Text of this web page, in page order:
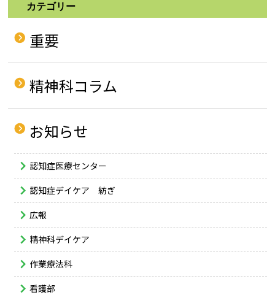
カテゴリー
重要
精神科コラム
お知らせ
認知症医療センター
認知症デイケア 紡ぎ
広報
精神科デイケア
作業療法科
看護部